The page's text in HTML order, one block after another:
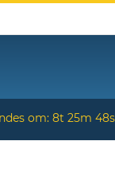
om:8t 25m 47s